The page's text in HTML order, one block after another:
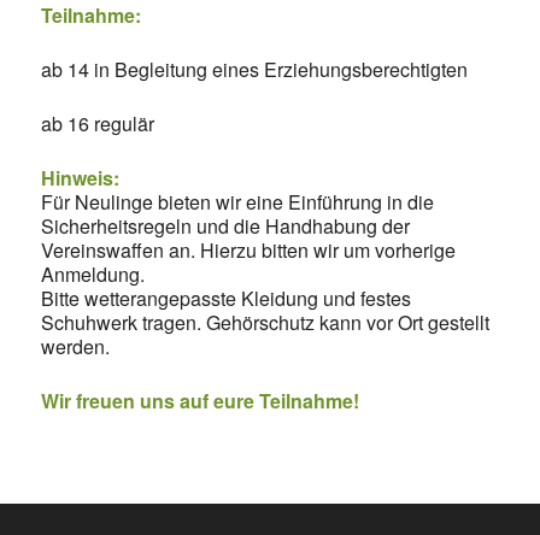
Teilnahme:
ab 14 in Begleitung eines Erziehungsberechtigten
ab 16 regulär
Hinweis:
Für Neulinge bieten wir eine Einführung in die
Sicherheitsregeln und die Handhabung der
Vereinswaffen an. Hierzu bitten wir um vorherige
Anmeldung.
Bitte wetterangepasste Kleidung und festes
Schuhwerk tragen. Gehörschutz kann vor Ort gestellt
werden.
Wir freuen uns auf eure Teilnahme!